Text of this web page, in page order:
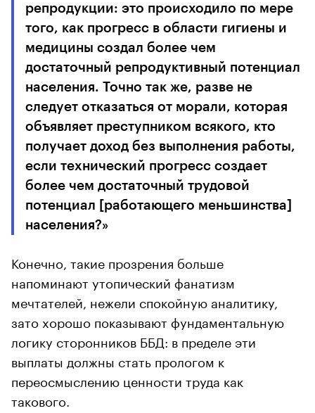
репродукции: это происходило по мере
того, как прогресс в области гигиены и
медицины создал более чем
достаточный репродуктивный потенциал
населения. Точно так же, разве не
следует отказаться от морали, которая
объявляет преступником всякого, кто
получает доход без выполнения работы,
если технический прогресс создает
более чем достаточный трудовой
потенциал [работающего меньшинства]
населения?»
Конечно, такие прозрения больше
напоминают утопический фанатизм
мечтателей, нежели спокойную аналитику,
зато хорошо показывают фундаментальную
логику сторонников ББД: в пределе эти
выплаты должны стать прологом к
переосмыслению ценности труда как
такового.